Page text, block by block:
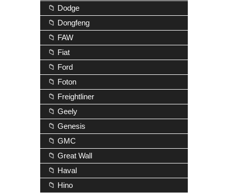
📁 Dodge
📁 Dongfeng
📁 FAW
📁 Fiat
📁 Ford
📁 Foton
📁 Freightliner
📁 Geely
📁 Genesis
📁 GMC
📁 Great Wall
📁 Haval
📁 Hino